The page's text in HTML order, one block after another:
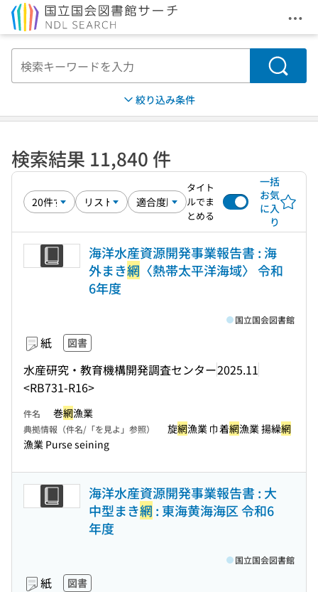
メ
検索
絞り込み条件
検索結果 11,840 件
タイト
ルでま
とめる
一括
お気
に入
り
海洋水産資源開発事業報告書 : 海
外まき網 〈熱帯太平洋海域〉 令和
6年度
紙 図書
水産研究・教育機構開発調査センター2025.11
<RB731-R16>
国立国会図書館
件名 巻網漁業
典拠情報（件名/「を見よ」参照） 旋網漁業 巾着網漁業 揚繰網
漁業 Purse seining
海洋水産資源開発事業報告書 : 大
中型まき網 : 東海黄海海区 令和6
年度
紙 図書
国立国会図書館